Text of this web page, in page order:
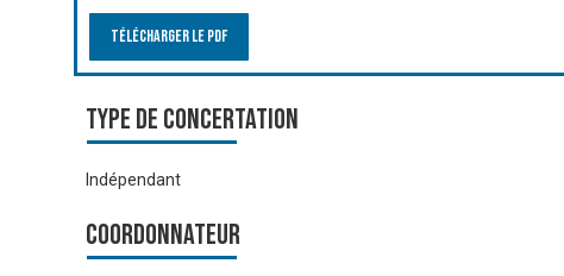
Télécharger le PDF
Type de Concertation
Indépendant
Coordonnateur